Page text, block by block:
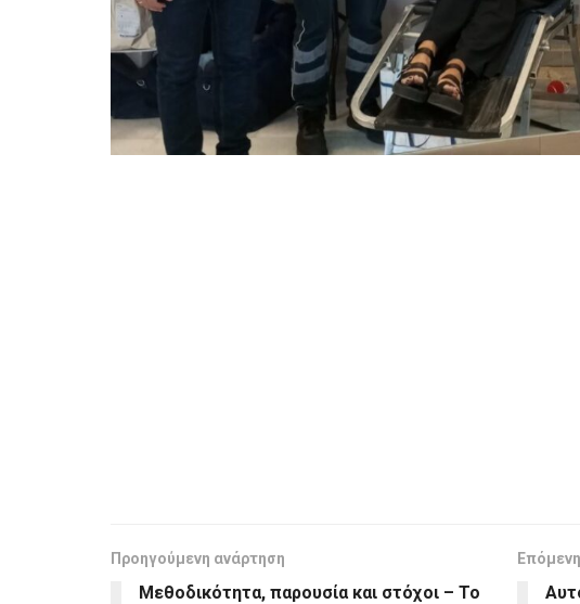
Προηγούμενη ανάρτηση
Μεθοδικότητα, παρουσία και στόχοι – Το